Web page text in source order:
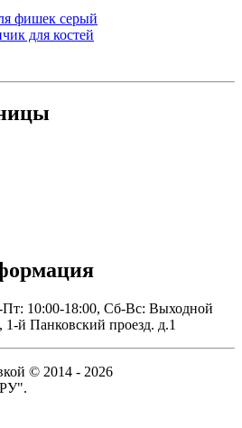
фишек серый
для костей
10:00-18:00, Сб-Вс: Выходной
й Панковский проезд. д.1
© 2014 - 2026